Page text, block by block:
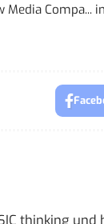
Media Compa...in
thinking